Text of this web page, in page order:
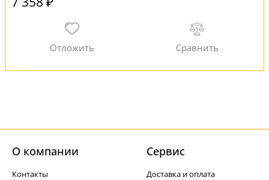
О компании
Контакты
Cервис
Доставка и оплата